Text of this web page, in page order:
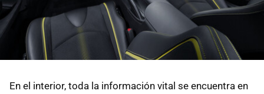
En el interior, toda la información vital se encuentra en